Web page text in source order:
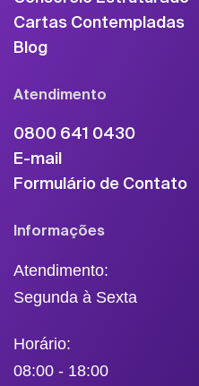
Cartas Contempladas
Blog
Atendimento
0800 641 0430
E-mail
Formulário de Contato
Informações
Atendimento:
Segunda à Sexta
Horário:
08:00 - 18:00